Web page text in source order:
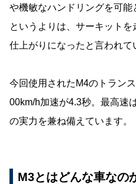
や機敏なハンドリングを可
というよりは、サーキット
仕上がりになったと言われて
今回使用されたM4のトラン
00km/h加速が4.3秒。最高速
の実力を兼ね備えています。
M3とはどんな車なの